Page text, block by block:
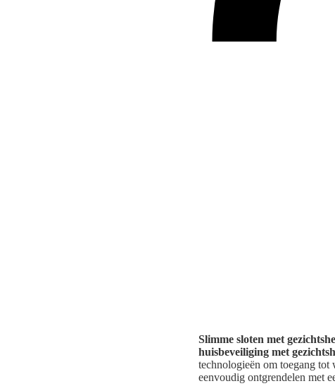
Slimme sloten met
huisbeveiliging met
technologieën om toegang
eenvoudig ontgrendelen met